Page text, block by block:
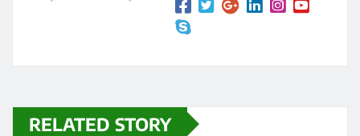
RELATED STORY